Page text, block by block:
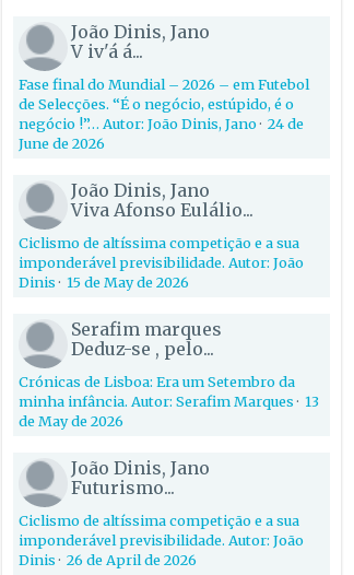
João Dinis, Jano
V iv'á á...
Fase final do Mundial – 2026 – em Futebol
de Selecções. “É o negócio, estúpido, é o
negócio !”… Autor: João Dinis, Jano· 24 de
June de 2026
João Dinis, Jano
Viva Afonso Eulálio...
Ciclismo de altíssima competição e a sua
imponderável previsibilidade. Autor: João
Dinis· 15 de May de 2026
Serafim marques
Deduz-se , pelo...
Crónicas de Lisboa: Era um Setembro da
minha infância. Autor: Serafim Marques· 13
de May de 2026
João Dinis, Jano
Futurismo...
Ciclismo de altíssima competição e a sua
imponderável previsibilidade. Autor: João
Dinis· 26 de April de 2026